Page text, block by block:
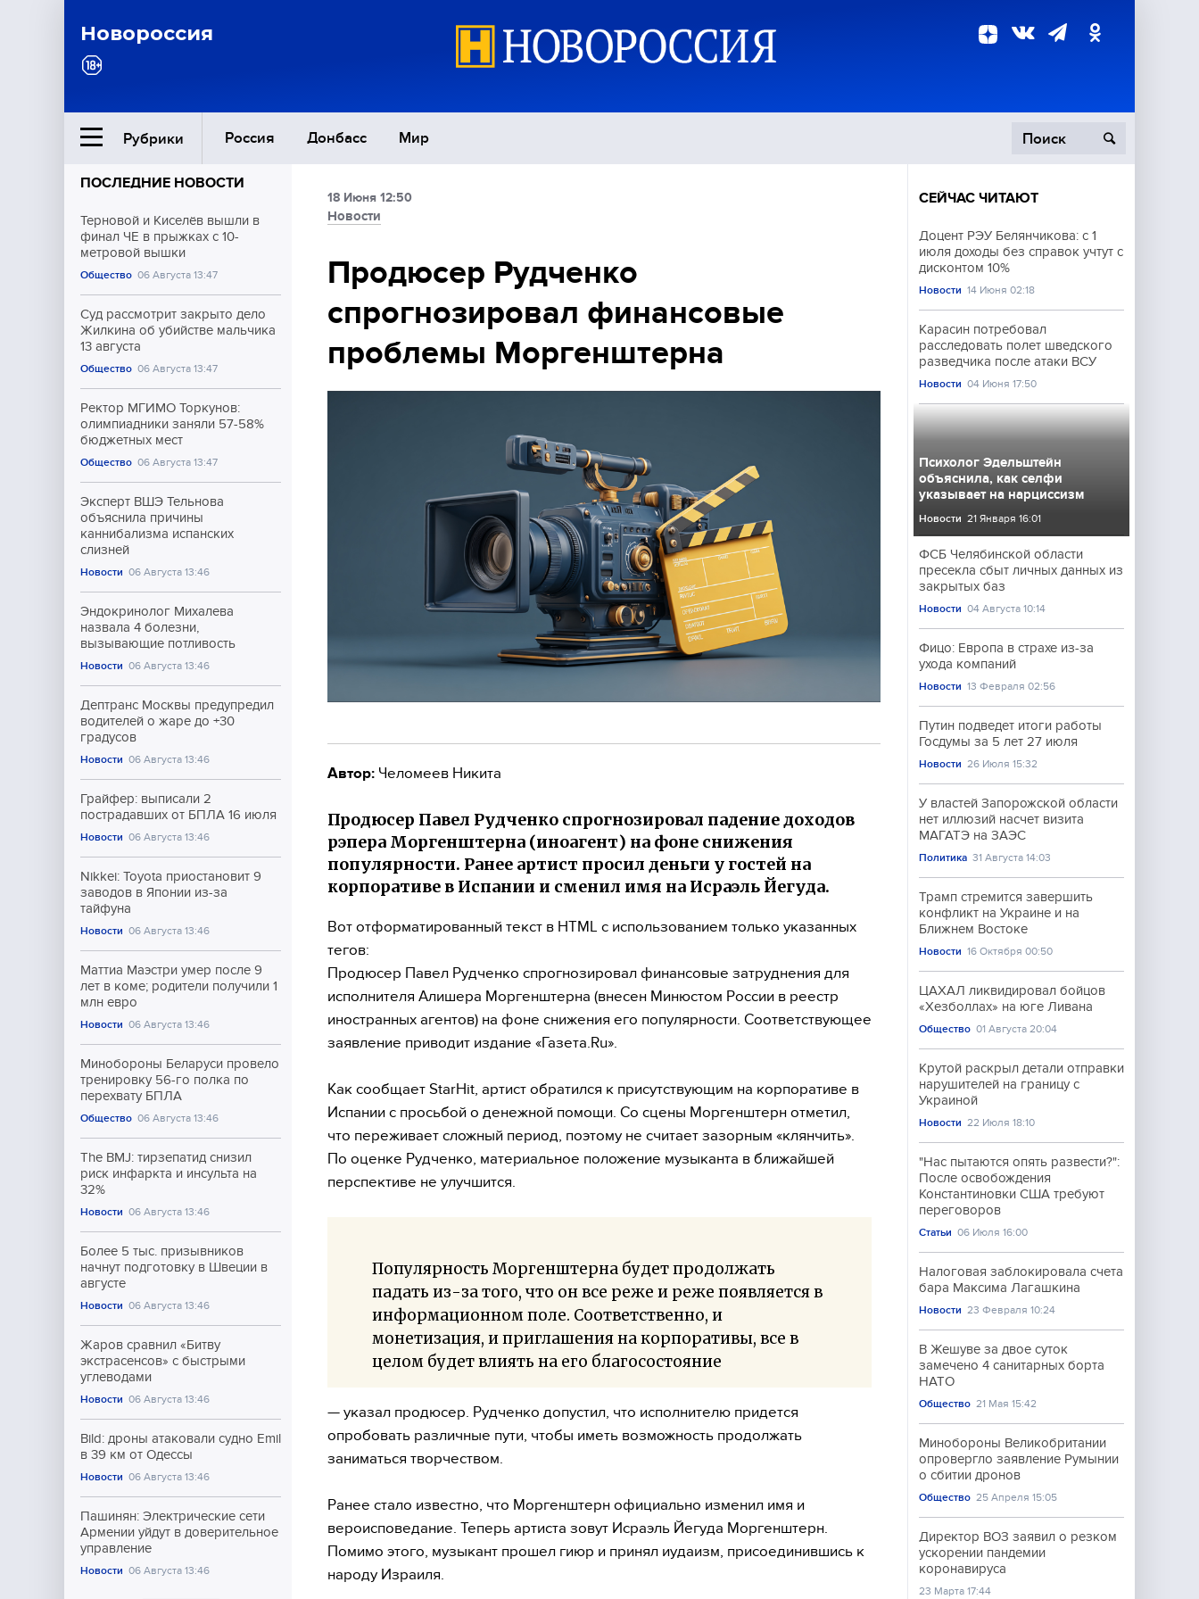
Новороссия
Рубрики Россия Донбасс Мир
Ближний Восток
Общество
Экономика
Происшествия
Культура
Спорт
ПОСЛЕДНИЕ НОВОСТИ
Терновой и Киселёв вышли в
финал ЧЕ в прыжках с 10-
метровой вышки
Общество 06 Августа 13:47
Суд рассмотрит закрыто дело
Жилкина об убийстве мальчика
13 августа
Общество 06 Августа 13:47
Ректор МГИМО Торкунов:
олимпиадники заняли 57-58%
бюджетных мест
Общество 06 Августа 13:47
Эксперт ВШЭ Тельнова
объяснила причины
каннибализма испанских
слизней
Новости 06 Августа 13:46
Эндокринолог Михалева
назвала 4 болезни,
вызывающие потливость
Новости 06 Августа 13:46
Дептранс Москвы предупредил
водителей о жаре до +30
градусов
Новости 06 Августа 13:46
Грайфер: выписали 2
пострадавших от БПЛА 16 июля
Новости 06 Августа 13:46
Nikkei: Toyota приостановит 9
заводов в Японии из-за
тайфуна
Новости 06 Августа 13:46
Маттиа Маэстри умер после 9
лет в коме; родители получили 1
млн евро
Новости 06 Августа 13:46
Минобороны Беларуси провело
тренировку 56-го полка по
перехвату БПЛА
Общество 06 Августа 13:46
The BMJ: тирзепатид снизил
риск инфаркта и инсульта на
32%
Новости 06 Августа 13:46
Более 5 тыс. призывников
начнут подготовку в Швеции в
августе
Новости 06 Августа 13:46
Жаров сравнил «Битву
экстрасенсов» с быстрыми
углеводами
Новости 06 Августа 13:46
Bild: дроны атаковали судно Emil
в 39 км от Одессы
Новости 06 Августа 13:46
Пашинян: Электрические сети
Армении уйдут в доверительное
управление
Новости 06 Августа 13:46
18 Июня 12:50
Новости
Продюсер Рудченко
спрогнозировал финансовые
проблемы Моргенштерна
Автор: Челомеев Никита
Продюсер Павел Рудченко спрогнозировал падение доходов
рэпера Моргенштерна (иноагент) на фоне снижения
популярности. Ранее артист просил деньги у гостей на
корпоративе в Испании и сменил имя на Исраэль Йегуда.
Вот отформатированный текст в HTML с использованием только указанных
тегов:
Продюсер Павел Рудченко спрогнозировал финансовые затруднения для
исполнителя Алишера Моргенштерна (внесен Минюстом России в реестр
иностранных агентов) на фоне снижения его популярности. Соответствующее
заявление приводит издание «Газета.Ru».
Как сообщает StarHit, артист обратился к присутствующим на корпоративе в
Испании с просьбой о денежной помощи. Со сцены Моргенштерн отметил,
что переживает сложный период, поэтому не считает зазорным «клянчить».
По оценке Рудченко, материальное положение музыканта в ближайшей
перспективе не улучшится.
Популярность Моргенштерна будет продолжать
падать из-за того, что он все реже и реже появляется в
информационном поле. Соответственно, и
монетизация, и приглашения на корпоративы, все в
целом будет влиять на его благосостояние
— указал продюсер. Рудченко допустил, что исполнителю придется
опробовать различные пути, чтобы иметь возможность продолжать
заниматься творчеством.
Ранее стало известно, что Моргенштерн официально изменил имя и
вероисповедание. Теперь артиста зовут Исраэль Йегуда Моргенштерн.
Помимо этого, музыкант прошел гиюр и принял иудаизм, присоединившись к
народу Израиля.
СЕЙЧАС ЧИТАЮТ
Доцент РЭУ Белянчикова: с 1
июля доходы без справок учтут с
дисконтом 10%
Новости 14 Июня 02:18
Карасин потребовал
расследовать полет шведского
разведчика после атаки ВСУ
Новости 04 Июня 17:50
Психолог Эдельштейн
объяснила, как селфи
указывает на нарциссизм
Новости 21 Января 16:01
ФСБ Челябинской области
пресекла сбыт личных данных из
закрытых баз
Новости 04 Августа 10:14
Фицо: Европа в страхе из-за
ухода компаний
Новости 13 Февраля 02:56
Путин подведет итоги работы
Госдумы за 5 лет 27 июля
Новости 26 Июля 15:32
У властей Запорожской области
нет иллюзий насчет визита
МАГАТЭ на ЗАЭС
Политика 31 Августа 14:03
Трамп стремится завершить
конфликт на Украине и на
Ближнем Востоке
Новости 16 Октября 00:50
ЦАХАЛ ликвидировал бойцов
«Хезболлах» на юге Ливана
Общество 01 Августа 20:04
Крутой раскрыл детали отправки
нарушителей на границу с
Украиной
Новости 22 Июля 18:10
"Нас пытаются опять развести?":
После освобождения
Константиновки США требуют
переговоров
Статьи 06 Июля 16:00
Налоговая заблокировала счета
бара Максима Лагашкина
Новости 23 Февраля 10:24
В Жешуве за двое суток
замечено 4 санитарных борта
НАТО
Общество 21 Мая 15:42
Минобороны Великобритании
опровергло заявление Румынии
о сбитии дронов
Общество 25 Апреля 15:05
Директор ВОЗ заявил о резком
ускорении пандемии
коронавируса
23 Марта 17:44